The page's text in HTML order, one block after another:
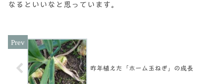
なるといいなと思っています。
昨年植えた「ホーム玉ねぎ」の成長